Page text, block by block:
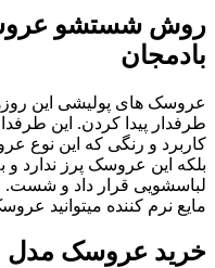
روش شستشو
بادمجان
عروسک های پولیشی این
طرفدار پیدا کردن. این
کاربرد و رنگی که این نوع
بلکه این عروسک پرز ندارد
لباسشویی قرار داد و شست.
مایع نرم کننده میتوانید
خرید عروسک مدل